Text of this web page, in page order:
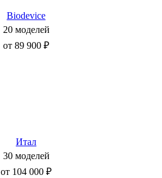
Biodevice
20 моделей
от 89 900 ₽
Итал
30 моделей
от 104 000 ₽